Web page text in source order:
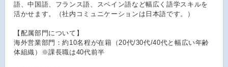
語、中国語、フランス語、スペイン語など幅広く語学スキルを
活かせます。（社内コミュニケーションは日本語です。）
【配属部門について】
海外営業部門：約10名程が在籍（20代/30代/40代と幅広い年齢
体組織）※課長職は40代前半